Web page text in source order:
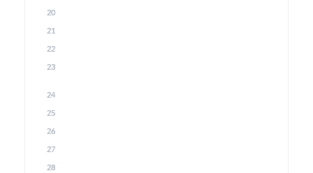
20
21
22
23
24
25
26
27
28